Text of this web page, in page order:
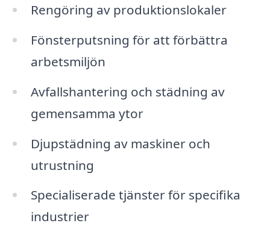
Rengöring av produktionslokaler
Fönsterputsning för att förbättra
arbetsmiljön
Avfallshantering och städning av
gemensamma ytor
Djupstädning av maskiner och
utrustning
Specialiserade tjänster för specifika
industrier